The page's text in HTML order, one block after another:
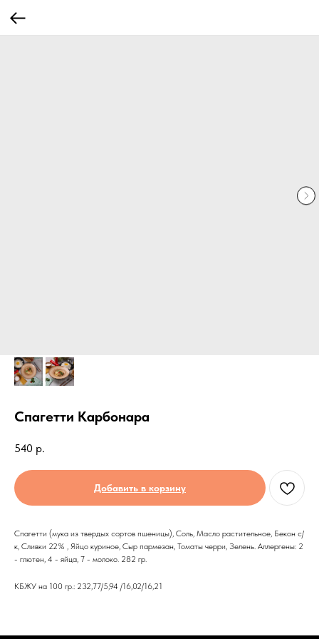
Спагетти Карбонара
540 р.
Добавить в корзину
Спагетти (мука из твердых сортов пшеницы), Соль, Масло растительное, Бекон с/
к, Сливки 22% , Яйцо куриное, Сыр пармезан, Томаты черри, Зелень. Аллергены: 2
- глютен, 4 - яйца, 7 - молоко. 282 гр.
КБЖУ на 100 гр.: 232,77/5,94 /16,02/16,21